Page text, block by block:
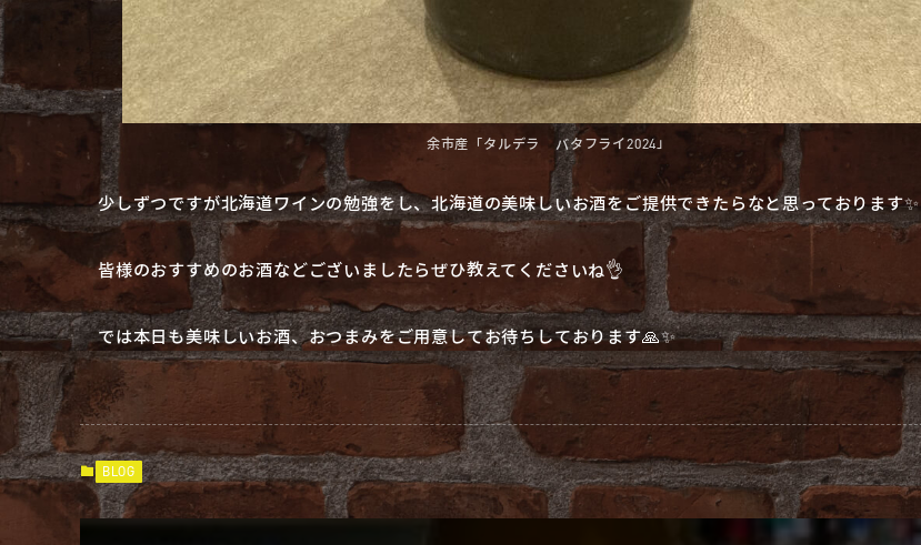
余市産「タルデラ バタフライ2024」
少しずつですが北海道ワインの勉強をし、北海道の美味しいお酒をご提供できたらなと思っております✨
皆様のおすすめのお酒などございましたらぜひ教えてくださいね👌
では本日も美味しいお酒、おつまみをご用意してお待ちしております🙏✨
BLOG